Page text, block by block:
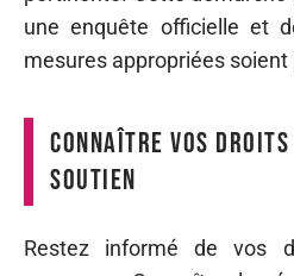
une enquête officielle et
mesures appropriées soient
Connaître vos
soutien
Restez informé de vos